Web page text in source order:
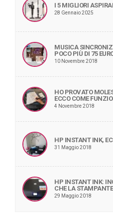
I 5 MIGLIORI
28 Gennaio 2025
MUSICA
POCO PIÙ DI 75
10 Novembre 2018
HO PROVATO
ECCO COME
4 Novembre 2018
HP INSTANT INK,
31 Maggio 2018
HP INSTANT INK:
CHE LA
29 Maggio 2018